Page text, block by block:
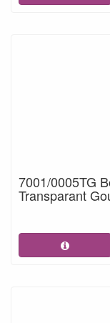
7001/0005TG
Transparant